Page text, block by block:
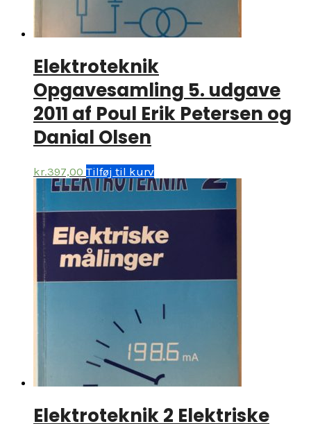
Elektroteknik
Opgavesamling 5. udgave
2011 af Poul Erik Petersen og
Danial Olsen
kr.397,00 Tilføj til kurv
Elektroteknik 2 Elektriske